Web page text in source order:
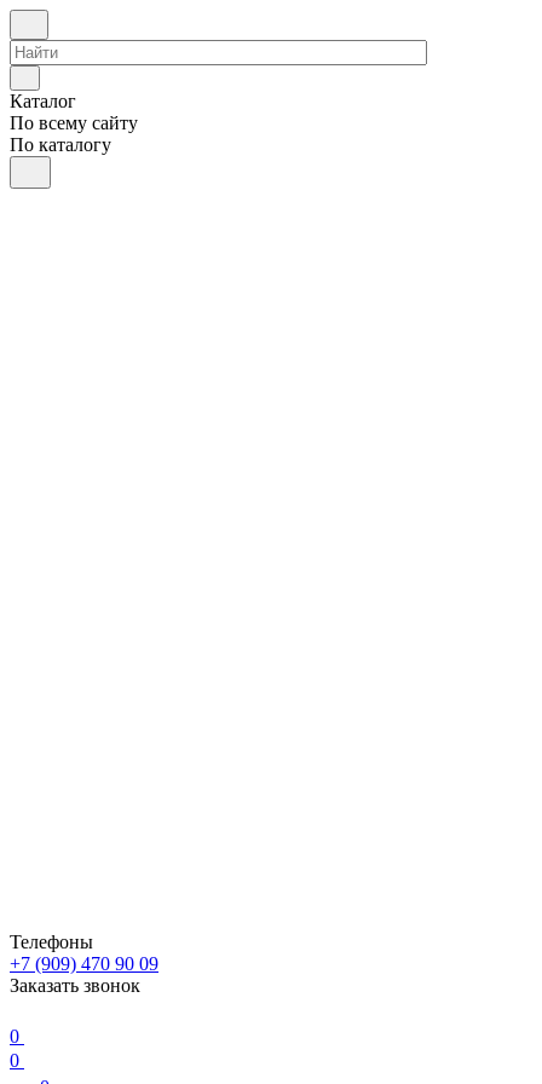
Каталог
По всему сайту
По каталогу
Телефоны
+7 (909) 470 90 09
Заказать звонок
0
0